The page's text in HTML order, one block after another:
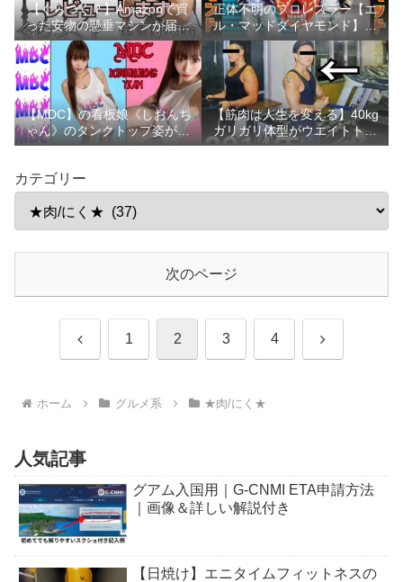
【ぐらつく？】Amazonで買
った安物の懸垂マシンが届い
たのでレビューしてみました
正体不明のプロレスラー【エ
ル・マッドダイヤモンド】が
MDCバーベルクラブに電撃加
入
【MDC】の看板娘《しおんち
ゃん》のタンクトップ姿が完
璧すぎる…！
【筋肉は人生を変える】40kg
ガリガリ体型がウエイトトレ
ーニングで衝撃のトランスフ
カテゴリー
次のページ
前 1 2 3 4 次
ホーム グルメ系 ★肉/にく★
人気記事
グアム入国用｜G-CNMI ETA申請方法
｜画像＆詳しい解説付き
【日焼け】エニタイムフィットネスの